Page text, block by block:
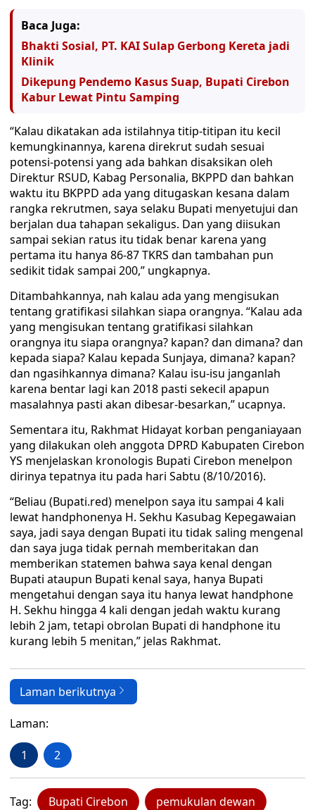
Baca Juga:
Bhakti Sosial, PT. KAI Sulap Gerbong Kereta jadi
Klinik
Dikepung Pendemo Kasus Suap, Bupati Cirebon
Kabur Lewat Pintu Samping
“Kalau dikatakan ada istilahnya titip-titipan itu kecil
kemungkinannya, karena direkrut sudah sesuai
potensi-potensi yang ada bahkan disaksikan oleh
Direktur RSUD, Kabag Personalia, BKPPD dan bahkan
waktu itu BKPPD ada yang ditugaskan kesana dalam
rangka rekrutmen, saya selaku Bupati menyetujui dan
berjalan dua tahapan sekaligus. Dan yang diisukan
sampai sekian ratus itu tidak benar karena yang
pertama itu hanya 86-87 TKRS dan tambahan pun
sedikit tidak sampai 200,” ungkapnya.
Ditambahkannya, nah kalau ada yang mengisukan
tentang gratifikasi silahkan siapa orangnya. “Kalau ada
yang mengisukan tentang gratifikasi silahkan
orangnya itu siapa orangnya? kapan? dan dimana? dan
kepada siapa? Kalau kepada Sunjaya, dimana? kapan?
dan ngasihkannya dimana? Kalau isu-isu janganlah
karena bentar lagi kan 2018 pasti sekecil apapun
masalahnya pasti akan dibesar-besarkan,” ucapnya.
Sementara itu, Rakhmat Hidayat korban penganiayaan
yang dilakukan oleh anggota DPRD Kabupaten Cirebon
YS menjelaskan kronologis Bupati Cirebon menelpon
dirinya tepatnya itu pada hari Sabtu (8/10/2016).
“Beliau (Bupati.red) menelpon saya itu sampai 4 kali
lewat handphonenya H. Sekhu Kasubag Kepegawaian
saya, jadi saya dengan Bupati itu tidak saling mengenal
dan saya juga tidak pernah memberitakan dan
memberikan statemen bahwa saya kenal dengan
Bupati ataupun Bupati kenal saya, hanya Bupati
mengetahui dengan saya itu hanya lewat handphone
H. Sekhu hingga 4 kali dengan jedah waktu kurang
lebih 2 jam, tetapi obrolan Bupati di handphone itu
kurang lebih 5 menitan,” jelas Rakhmat.
Laman berikutnya
Laman:
1 2
Tag: Bupati Cirebon pemukulan dewan